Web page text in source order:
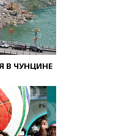
В ЧУНЦИНЕ